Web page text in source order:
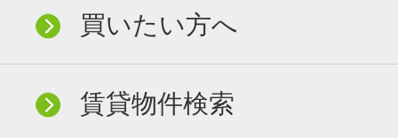
買いたい方へ
賃貸物件検索